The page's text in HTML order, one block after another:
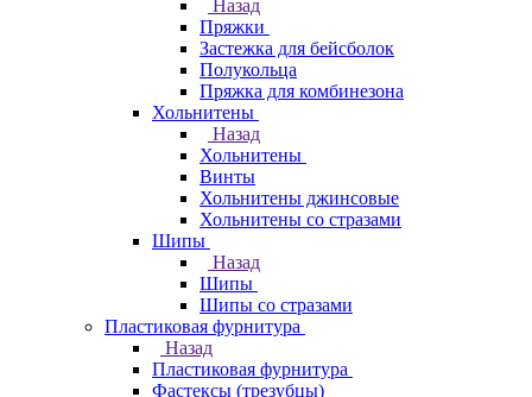
Назад
Пряжки
Застежка для бейсболок
Полукольца
Пряжка для комбинезона
Хольнитены
Назад
Хольнитены
Винты
Хольнитены джинсовые
Хольнитены со стразами
Шипы
Назад
Шипы
Шипы со стразами
Пластиковая фурнитура
Назад
Пластиковая фурнитура
Фастексы (трезубцы)